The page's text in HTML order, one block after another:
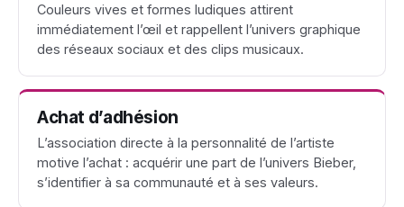
Couleurs vives et formes ludiques attirent
immédiatement l’œil et rappellent l’univers graphique
des réseaux sociaux et des clips musicaux.
Achat d’adhésion
L’association directe à la personnalité de l’artiste
motive l’achat : acquérir une part de l’univers Bieber,
s’identifier à sa communauté et à ses valeurs.